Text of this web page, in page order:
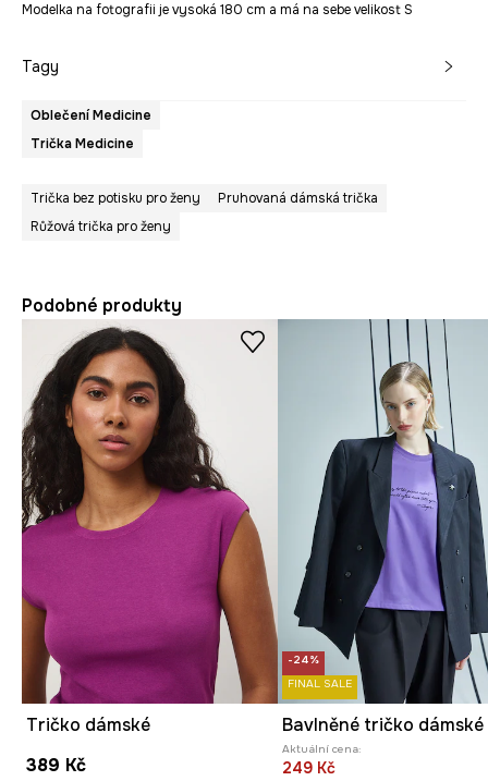
Modelka na fotografii je vysoká 180 cm a má na sebe velikost S
Tagy
Oblečení Medicine
Trička Medicine
Trička bez potisku pro ženy
Pruhovaná dámská trička
Růžová trička pro ženy
Podobné produkty
Tričko dámské
389 Kč
-24%
FINAL SALE
Aktuální cena:
249 Kč